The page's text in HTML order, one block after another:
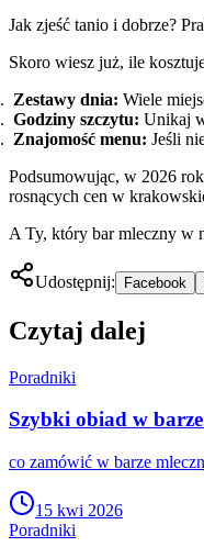
Jak zjeść tanio i dobrze?
Skoro wiesz już, ile
Zestawy dnia: Wiele
Godziny szczytu: Unikaj
Znajomość menu: Jeśli
Podsumowując, w 2026
rosnących cen w
A Ty, który bar mleczny w
Udostępnij: Facebook
Czytaj dalej
Poradniki
Szybki obiad w
co zamówić w barze
15 kwi 2026
Poradniki